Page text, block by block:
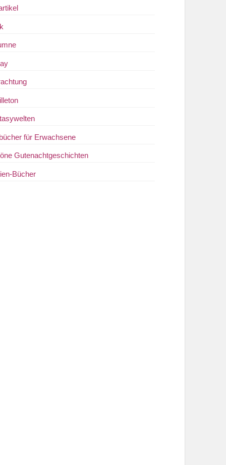
für Erwachsene
Gutenachtgeschichten
Bücher